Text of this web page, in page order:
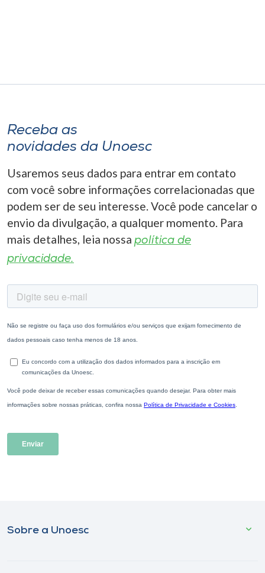
Receba as
novidades da Unoesc
Usaremos seus dados para entrar em contato
com você sobre informações correlacionadas que
podem ser de seu interesse. Você pode cancelar o
envio da divulgação, a qualquer momento. Para
mais detalhes, leia nossa política de
privacidade.
Sobre a Unoesc